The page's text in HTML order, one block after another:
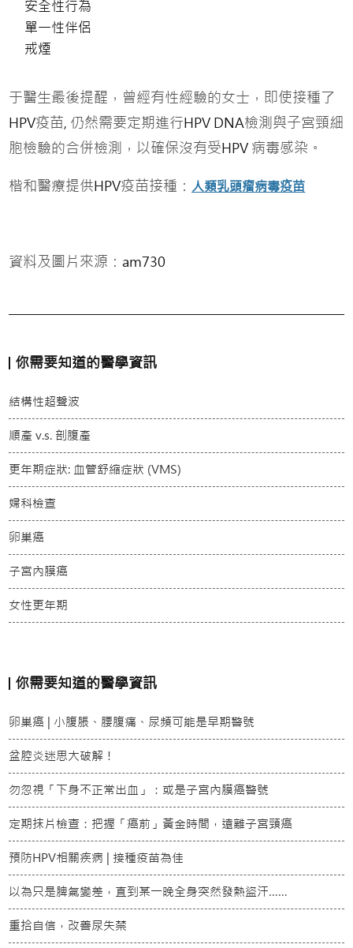
安全性行為
單一性伴侶
戒煙
于醫生最後提醒，曾經有性經驗的女士，即使接種了
HPV疫苗, 仍然需要定期進行HPV DNA檢測與子宮頸細
胞檢驗的合併檢測，以確保沒有受HPV 病毒感染。
楷和醫療提供HPV疫苗接種： 人類乳頭瘤病毒疫苗
資料及圖片來源：am730
你需要知道的醫學資訊
結構性超聲波
順產 v.s. 剖腹產
更年期症狀: 血管舒縮症狀 (VMS)
婦科檢查
卵巢癌
子宮內膜癌
女性更年期
你需要知道的醫學資訊
卵巢癌 | 小腹脹、腰腹痛、尿頻可能是早期警號
盆腔炎迷思大破解！
勿忽視「下身不正常出血」：或是子宮內膜癌警號
定期抹片檢查：把握「癌前」黃金時間，遠離子宮頸癌
預防HPV相關疾病 | 接種疫苗為佳
以為只是脾氣變差，直到某一晚全身突然發熱盜汗……
重拾自信，改善尿失禁